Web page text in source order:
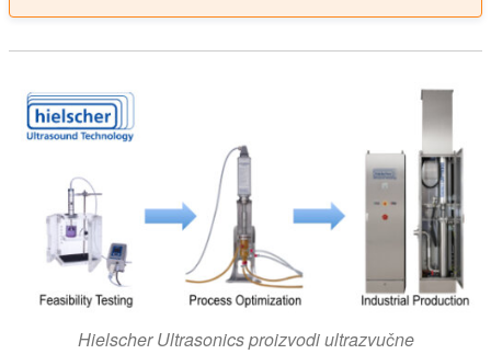
Hielscher Ultrasonics proizvodi ultrazvučne